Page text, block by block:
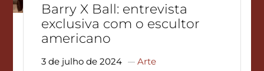
Barry X Ball: entrevista
exclusiva com o escultor
americano
3 de julho de 2024 Arte